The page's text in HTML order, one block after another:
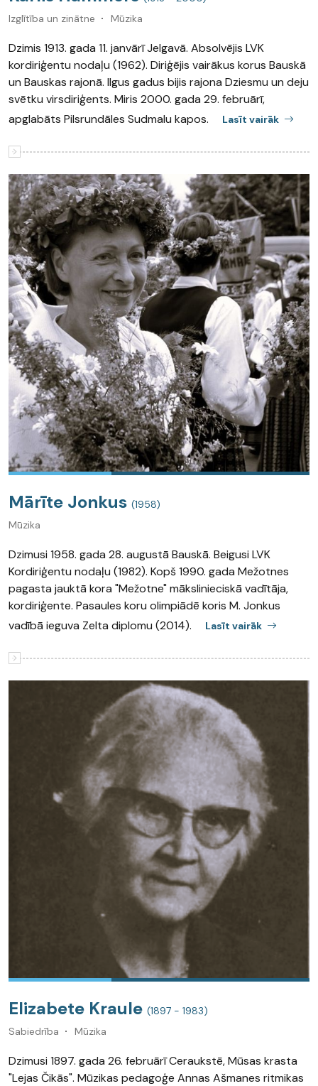
Izglītība un zinātne
Mūzika
Dzimis 1913. gada 11. janvārī Jelgavā. Absolvējis LVK
kordiriģentu nodaļu (1962). Diriģējis vairākus korus Bauskā
un Bauskas rajonā. Ilgus gadus bijis rajona Dziesmu un deju
svētku virsdiriģents. Miris 2000. gada 29. februārī,
apglabāts Pilsrundāles Sudmalu kapos.
Lasīt vairāk
Mārīte Jonkus (1958)
Mūzika
Dzimusi 1958. gada 28. augustā Bauskā. Beigusi LVK
Kordiriģentu nodaļu (1982). Kopš 1990. gada Mežotnes
pagasta jauktā kora "Mežotne" mākslinieciskā vadītāja,
kordiriģente. Pasaules koru olimpiādē koris M. Jonkus
vadībā ieguva Zelta diplomu (2014).
Lasīt vairāk
Elizabete Kraule (1897 - 1983)
Sabiedrība
Mūzika
Dzimusi 1897. gada 26. februārī Ceraukstē, Mūsas krasta
"Lejas Čikās". Mūzikas pedagoģe Annas Ašmanes ritmikas